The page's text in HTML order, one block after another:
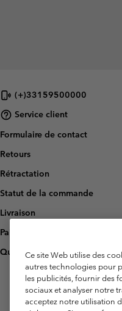
(+)33159500000
Service client
Formulaire de contact
Retours
Rétractation
Statut de la commande
Livraison
Paiement
Questions fréquentes
Ce site Web utilise des
autres technologies pour
les publicités, fournir des
sociaux et analyser notre
acceptez notre utilisation